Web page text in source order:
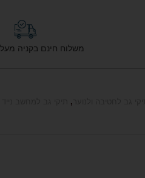
משלוח חינם בקניה מעל 199 ש"ח
,